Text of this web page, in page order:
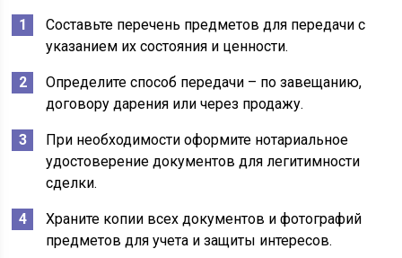
Составьте перечень предметов для передачи с
указанием их состояния и ценности.
Определите способ передачи – по завещанию,
договору дарения или через продажу.
При необходимости оформите нотариальное
удостоверение документов для легитимности
сделки.
Храните копии всех документов и фотографий
предметов для учета и защиты интересов.